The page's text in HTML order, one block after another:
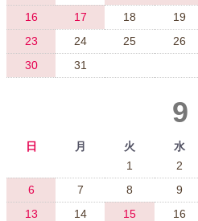
16
17 18 19
23
24 25 26
30
31
9
日 月 火 水
1
2
6
7 8 9
13
14 15 16